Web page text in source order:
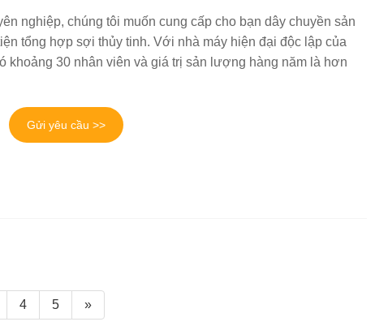
nghiệp, chúng tôi muốn cung cấp cho bạn dây chuyền sản
tổng hợp sợi thủy tinh. Với nhà máy hiện đại độc lập của
khoảng 30 nhân viên và giá trị sản lượng hàng năm là hơn
Gửi yêu cầu >>
4 5 »